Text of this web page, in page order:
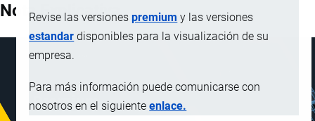
Revise las versionespremium y las versiones
estandar disponibles para la visualización de su
empresa.
Para más información puede comunicarse con
nosotros en el siguienteenlace.
Nota Explicativa